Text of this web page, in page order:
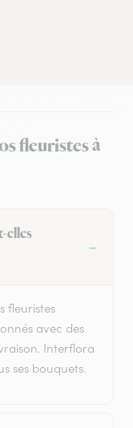
fleuristes à
elles
fleuristes
avec des
Interflora
ses bouquets.